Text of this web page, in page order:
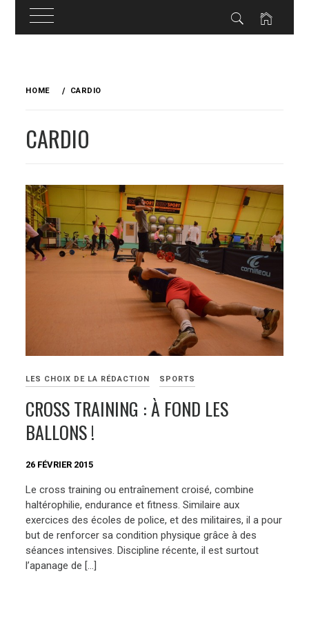
HOME CARDIO
CARDIO
LES CHOIX DE LA RÉDACTION SPORTS
CROSS TRAINING : À FOND LES
BALLONS !
26 FÉVRIER 2015
Le cross training ou entraînement croisé, combine
haltérophilie, endurance et fitness. Similaire aux
exercices des écoles de police, et des militaires, il a pour
but de renforcer sa condition physique grâce à des
séances intensives. Discipline récente, il est surtout
l’apanage de […]